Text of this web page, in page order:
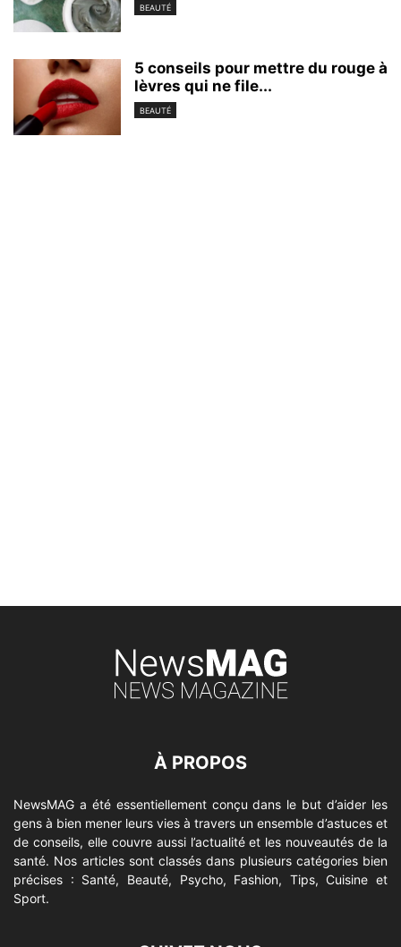
BEAUTÉ
5 conseils pour mettre du rouge à
lèvres qui ne file...
BEAUTÉ
À PROPOS
NewsMAG a été essentiellement conçu dans le but d’aider les
gens à bien mener leurs vies à travers un ensemble d’astuces et
de conseils, elle couvre aussi l’actualité et les nouveautés de la
santé. Nos articles sont classés dans plusieurs catégories bien
précises : Santé, Beauté, Psycho, Fashion, Tips, Cuisine et
Sport.